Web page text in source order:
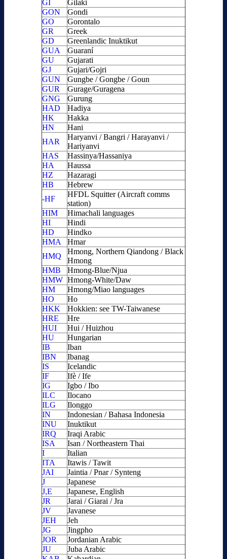
GI
Gilaki
GON
Gondi
GO
Gorontalo
GR
Greek
GD
Greenlandic Inuktikut
GUA
Guaraní
GU
Gujarati
GJ
Gujari/Gojri
GUN
Gungbe / Gongbe / Goun
GUR
Gurage/Guragena
GNG
Gurung
HAD
Hadiya
HK
Hakka
HN
Hani
HAR
Haryanvi / Bangri / Harayanvi /
Hariyanvi
HAS
Hassinya/Hassaniya
HA
Haussa
HZ
Hazaragi
HB
Hebrew
-HF
HFDL Squitter (Aircraft comms
station)
HIM
Himachali languages
HI
Hindi
HD
Hindko
HMA
Hmar
HMQ
Hmong, Northern Qiandong / Black
Hmong
HMB
Hmong-Blue/Njua
HMW Hmong-White/Daw
HM
Hmong/Miao languages
HO
Ho
HKK
Hokkien: see TW-Taiwanese
HRE
Hre
HUI
Hui / Huizhou
HU
Hungarian
IB
Iban
IBN
Ibanag
IS
Icelandic
IF
Ifè / Ife
IG
Igbo / Ibo
ILC
Ilocano
ILG
Ilonggo
IN
Indonesian / Bahasa Indonesia
INU
Inuktikut
IRQ
Iraqi Arabic
ISA
Isan / Northeastern Thai
I
Italian
ITA
Itawis / Tawit
JAI
Jaintia / Pnar / Synteng
J
Japanese
J,E
Japanese, English
JR
Jarai / Giarai / Jra
JV
Javanese
JEH
Jeh
JG
Jingpho
JOR
Jordanian Arabic
JU
Juba Arabic